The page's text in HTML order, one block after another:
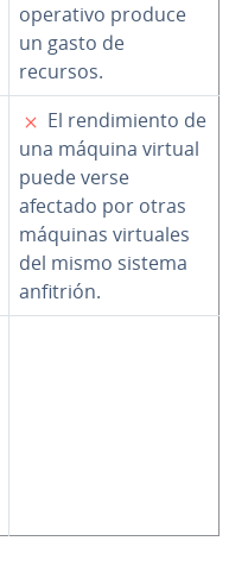
operativo produce
un gasto de
recursos.
✗
El re­n­di­mie­n­to de
una máquina virtual
puede verse
afectado por otras
máquinas virtuales
del mismo sistema
anfitrión.